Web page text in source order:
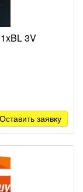
3V
Оставить заявку